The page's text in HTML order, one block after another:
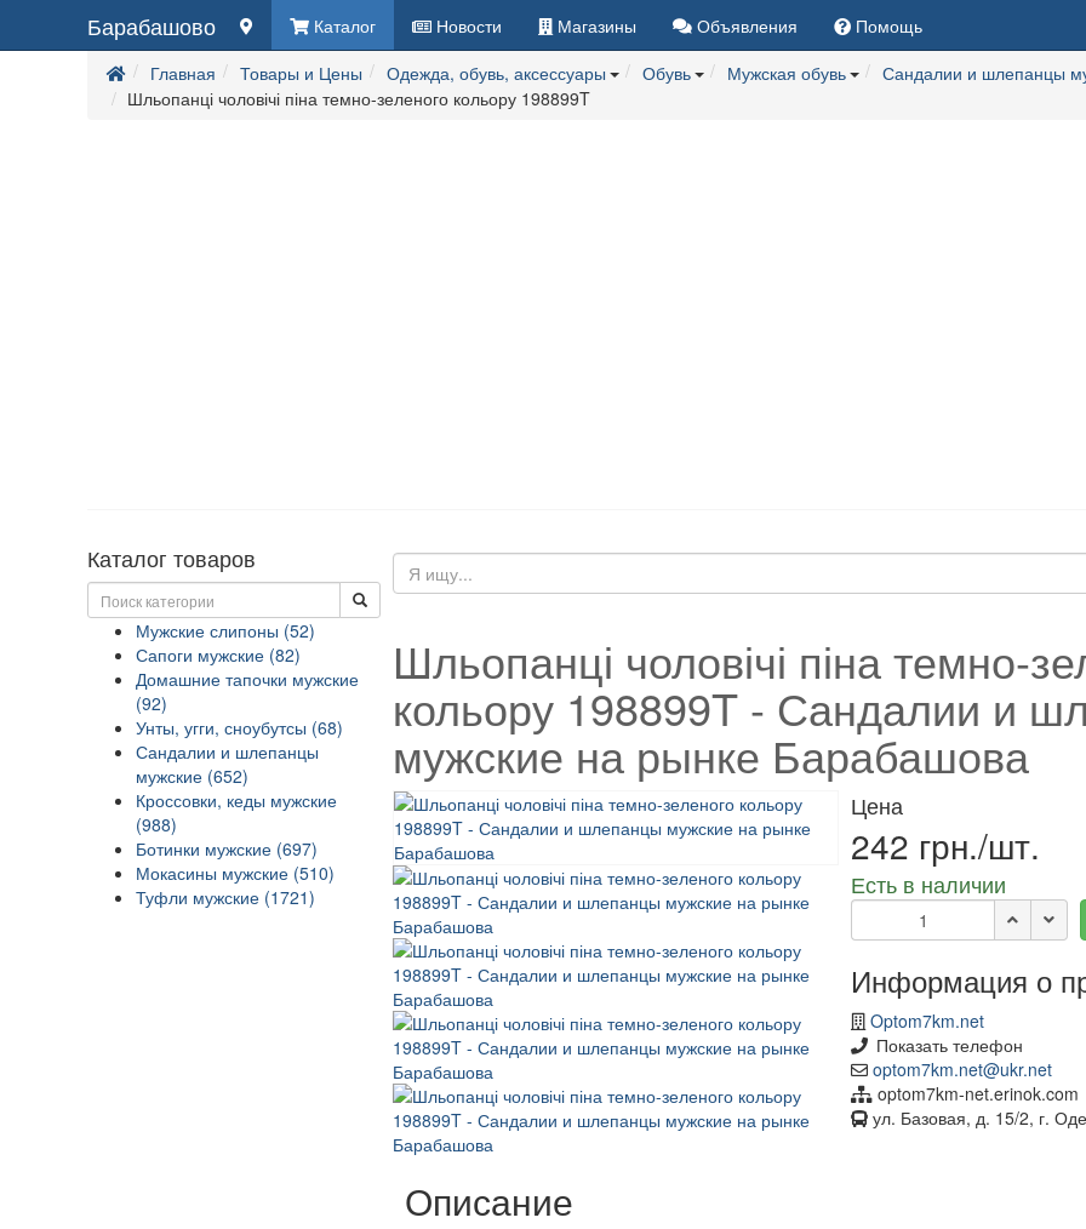
Барабашово Каталог Новости Магазины Объявления
Помощь
Главная
Товары и Цены Одежда, обувь, аксессуары Обувь Мужская обувь
Сандалии и шлепанцы
Шльопанці чоловічі піна темно-зеленого кольору 198899T
Шльопанці чоловічі піна темно-
кольору 198899T - Сандалии и
мужские на рынке Барабашова
Описание
Цена
242 грн./шт.
Есть в наличии
Информация о
Optom7km.net
Показать телефон
optom7km.net@ukr.net
optom7km-net.erinok.com
ул. Базовая, д. 15/2, г.
Каталог товаров
Мужские слипоны (52)
Сапоги мужские (82)
Домашние тапочки мужские
(92)
Унты, угги, сноубутсы (68)
Сандалии и шлепанцы
мужские (652)
Кроссовки, кеды мужские
(988)
Ботинки мужские (697)
Мокасины мужские (510)
Туфли мужские (1721)